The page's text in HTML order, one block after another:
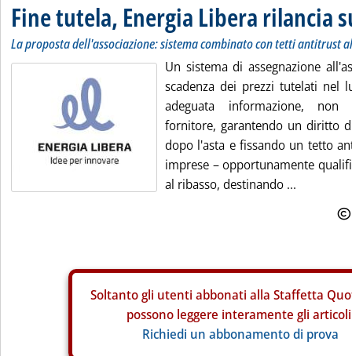
Fine tutela, Energia Libera rilancia
La proposta dell'associazione: sistema combinato con tetti antitrust
Un sistema di assegnazione
scadenza dei prezzi tutelati nel
adeguata informazione,
fornitore, garantendo un diritto
dopo l'asta e fissando un tetto
imprese – opportunamente
al ribasso, destinando ...
Soltanto gli utenti abbonati alla Staffetta
possono leggere interamente gli
Richiedi un abbonamento di prova